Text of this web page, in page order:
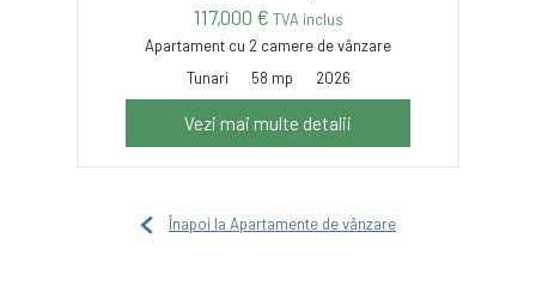
117,000 € TVA inclus
Apartament cu 2 camere de vânzare
Tunari
58 mp 2026
Vezi mai multe detalii
Înapoi la Apartamente de vânzare